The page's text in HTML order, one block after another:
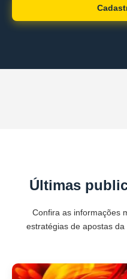
Últimas
Confira as informações
estratégias de apostas